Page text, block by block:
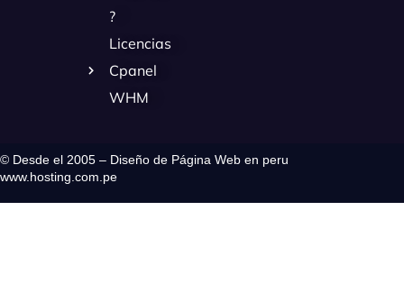
?
Licencias
Cpanel
WHM
© Desde el 2005 – Diseño de Página Web en peru
www.hosting.com.pe